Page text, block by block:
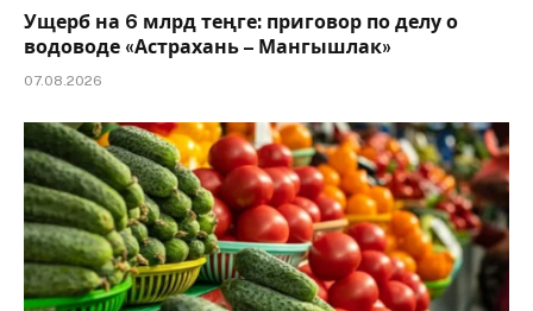
Ущерб на 6 млрд теңге: приговор по делу о
водоводе «Астрахань – Мангышлак»
07.08.2026